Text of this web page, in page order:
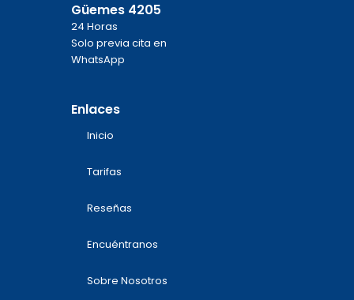
Güemes 4205
24 Horas
Solo previa cita en
WhatsApp
Enlaces
Inicio
Tarifas
Reseñas
Encuéntranos
Sobre Nosotros